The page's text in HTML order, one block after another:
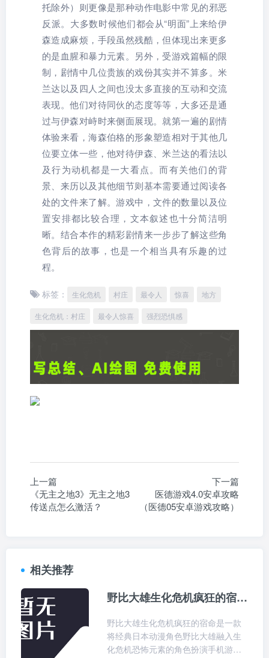
托除外）则更像是那种动作电影中常见的邪恶
反派。大多数时候他们都会从“明面”上来给伊
森造成麻烦，手段虽然残酷，但体现出来更多
的是血腥和暴力元素。另外，受游戏篇幅的限
制，剧情中几位贵族的戏份其实并不算多。米
兰达以及四人之间也没太多直接的互动和交流
表现。他们对待同伙的态度等等，大多还是通
过与伊森对峙时来侧面展现。就第一遍的剧情
体验来看，海森伯格的形象塑造相对于其他几
位要立体一些，他对待伊森、米兰达的看法以
及行为动机都是一大看点。而有关他们的背
景、来历以及其他细节则基本需要通过阅读各
处的文件来了解。游戏中，文件的数量以及位
置安排都比较合理，文本叙述也十分简洁明
晰。结合本作的精彩剧情来一步步了解这些角
色背后的故事，也是一个相当具有乐趣的过
程。
标签： 生化危机 村庄 最令人 惊喜 地方
生化危机：村庄 最令人惊喜 强烈恐惧感
上一篇
《无主之地3》无主之地3
传送点怎么激活？
下一篇
医德游戏4.0安卓攻略
（医德05安卓游戏攻略）
相关推荐
野比大雄生化危机疯狂的宿命 v5.0.16
野比大雄生化危机疯狂的宿命是一款
将经典日本动漫角色野比大雄融入生
化危机恐怖元素的角色扮演手机游